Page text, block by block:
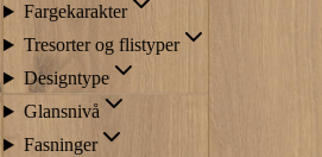
Fargekarakter
Tresorter og flistyper
Designtype
Glansnivå
Fasninger